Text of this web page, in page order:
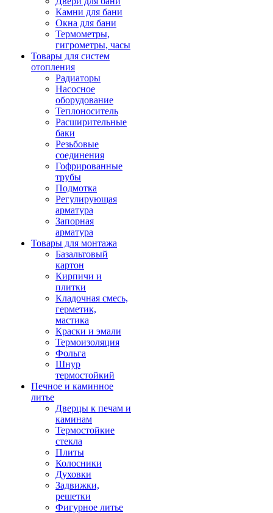
Камни для бани
Окна для бани
Термометры,
гигрометры, часы
Товары для систем
отопления
Радиаторы
Насосное
оборудование
Теплоноситель
Расширительные
баки
Резьбовые
соединения
Гофрированные
трубы
Подмотка
Регулирующая
арматура
Запорная
арматура
Товары для монтажа
Базальтовый
картон
Кирпичи и
плитки
Кладочная смесь,
герметик,
мастика
Краски и эмали
Термоизоляция
Фольга
Шнур
термостойкий
Печное и каминное
литье
Дверцы к печам и
каминам
Термостойкие
стекла
Плиты
Колосники
Духовки
Задвижки,
решетки
Фигурное литье